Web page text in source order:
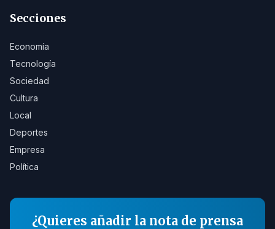
Secciones
Economía
Tecnología
Sociedad
Cultura
Local
Deportes
Empresa
Política
¿Quieres añadir la nota de prensa